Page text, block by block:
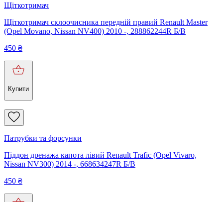
Щіткотримач
Щіткотримач склоочисника передній правий Renault Master
(Opel Movano, Nissan NV400) 2010 -, 288862244R Б/В
450 ₴
Купити
Патрубки та форсунки
Піддон дренажа капота лівий Renault Trafic (Opel Vivaro,
Nissan NV300) 2014 -, 668634247R Б/В
450 ₴